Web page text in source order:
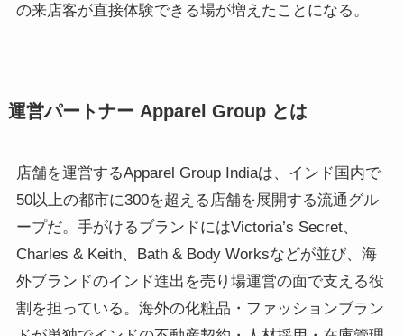
の来店客が直接体験できる場が増えたことになる。
運営パートナー Apparel Group とは
店舗を運営するApparel Group Indiaは、インド国内で
50以上の都市に300を超える店舗を展開する流通グル
ープだ。手がけるブランドにはVictoria’s Secret、
Charles & Keith、Bath & Body Worksなどが並び、海
外ブランドのインド進出を売り場運営の面で支える役
割を担っている。海外の化粧品・ファッションブラン